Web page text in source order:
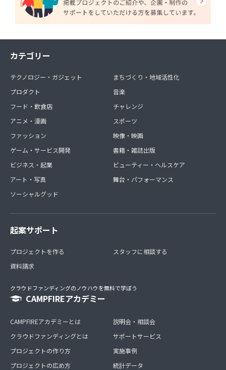
カテゴリー
テクノロジー・ガジェット
プロダクト
フード・飲食店
アニメ・漫画
ファッション
ゲーム・サービス開発
ビジネス・起業
アート・写真
ソーシャルグッド
まちづくり・地域活性化
音楽
チャレンジ
スポーツ
映像・映画
書籍・雑誌出版
ビューティー・ヘルスケア
舞台・パフォーマンス
起案サポート
プロジェクトを作る
資料請求
スタッフに相談する
クラウドファンディングのノウハウを無料で学ぼう
CAMPFIREアカデミー
CAMPFIREアカデミーとは
クラウドファンディングとは
プロジェクトの作り方
プロジェクトの広め方
説明会・相談会
サポートサービス
実施事例
統計データ